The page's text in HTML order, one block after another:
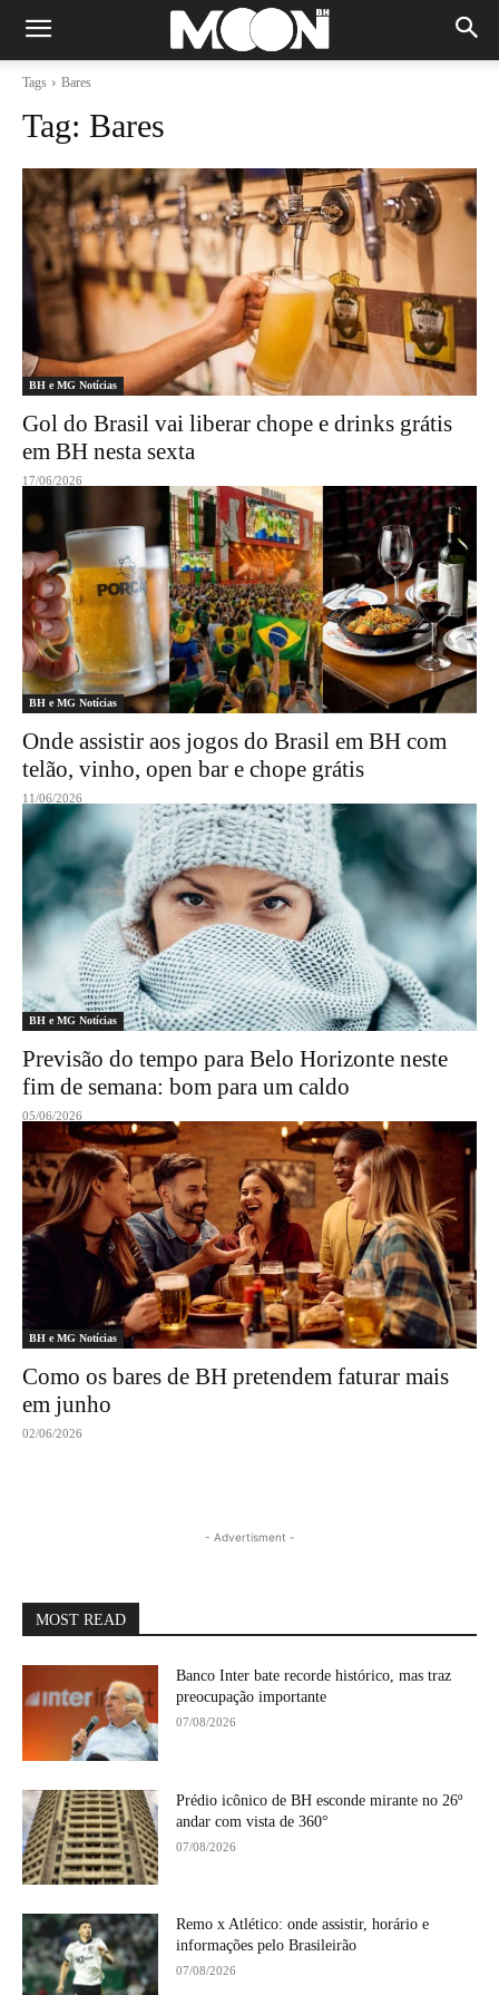
Tags Bares
Tag: Bares
BH e MG Notícias
Gol do Brasil vai liberar chope e drinks grátis
em BH nesta sexta
17/06/2026
BH e MG Notícias
Onde assistir aos jogos do Brasil em BH com
telão, vinho, open bar e chope grátis
11/06/2026
BH e MG Notícias
Previsão do tempo para Belo Horizonte neste
fim de semana: bom para um caldo
05/06/2026
BH e MG Notícias
Como os bares de BH pretendem faturar mais
em junho
02/06/2026
- Advertisment -
MOST READ
Banco Inter bate recorde histórico, mas traz
preocupação importante
07/08/2026
Prédio icônico de BH esconde mirante no 26º
andar com vista de 360°
07/08/2026
Remo x Atlético: onde assistir, horário e
informações pelo Brasileirão
07/08/2026